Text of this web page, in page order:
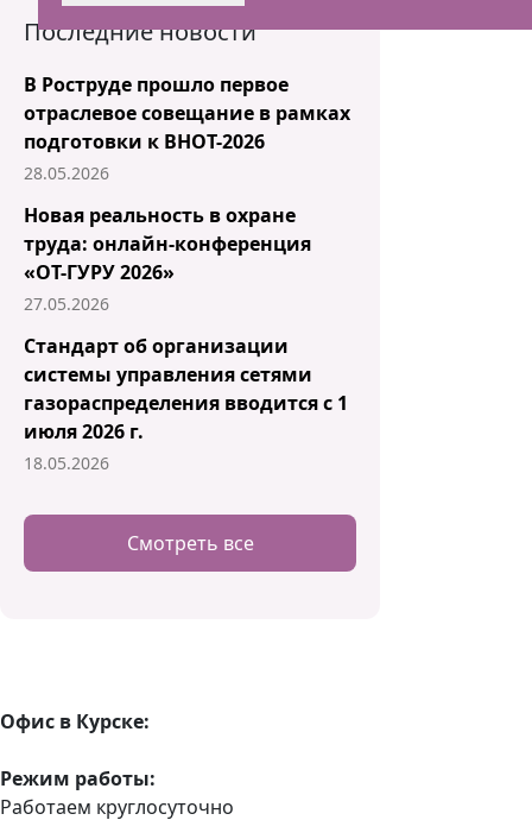
Последние новости
В Роструде прошло первое
отраслевое совещание в рамках
подготовки к ВНОТ-2026
28.05.2026
Новая реальность в охране
труда: онлайн-конференция
«ОТ-ГУРУ 2026»
27.05.2026
Стандарт об организации
системы управления сетями
газораспределения вводится с 1
июля 2026 г.
18.05.2026
Смотреть все
Офис в Курске:
Режим работы:
Работаем круглосуточно